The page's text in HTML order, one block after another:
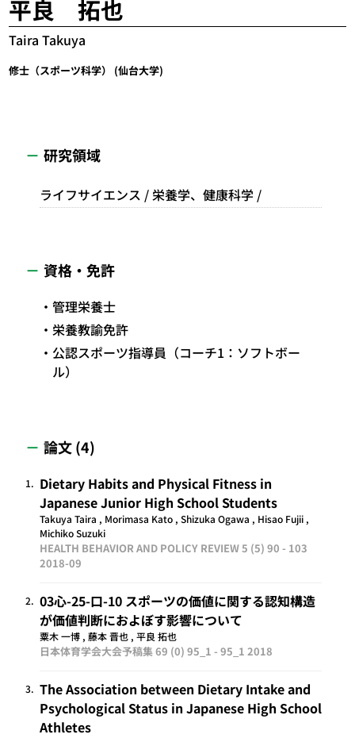
平良 拓也
Taira Takuya
修士（スポーツ科学） (仙台大学)
研究領域
ライフサイエンス / 栄養学、健康科学 /
資格・免許
管理栄養士
栄養教諭免許
公認スポーツ指導員（コーチ1：ソフトボー
ル）
論文 (4)
1. Dietary Habits and Physical Fitness in
Japanese Junior High School Students
Takuya Taira , Morimasa Kato , Shizuka Ogawa , Hisao Fujii ,
Michiko Suzuki
HEALTH BEHAVIOR AND POLICY REVIEW 5 (5) 90 - 103
2018-09
2. 03心-25-口-10 スポーツの価値に関する認知構造
が価値判断におよぼす影響について
粟木 一博 , 藤本 晋也 , 平良 拓也
日本体育学会大会予稿集 69 (0) 95_1 - 95_1 2018
3. The Association between Dietary Intake and
Psychological Status in Japanese High School
Athletes